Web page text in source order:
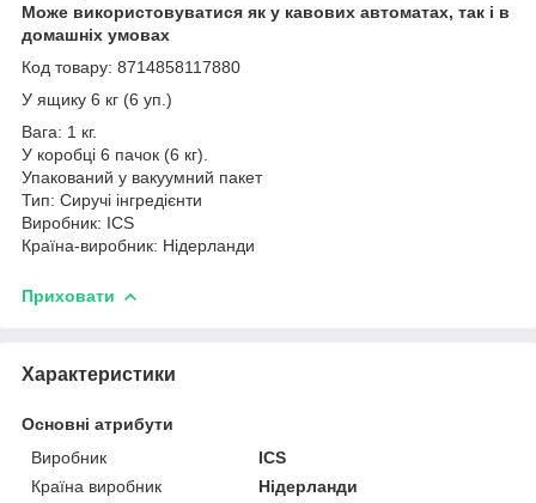
Може використовуватися як у кавових автоматах, так і в
домашніх умовах
Код товару: 8714858117880
У ящику 6 кг (6 уп.)
Вага: 1 кг.
У коробці 6 пачок (6 кг).
Упакований у вакуумний пакет
Тип: Сиручі інгредієнти
Виробник: ICS
Країна-виробник: Нідерланди
Приховати
Характеристики
Основні атрибути
Виробник
ICS
Країна виробник
Нідерланди